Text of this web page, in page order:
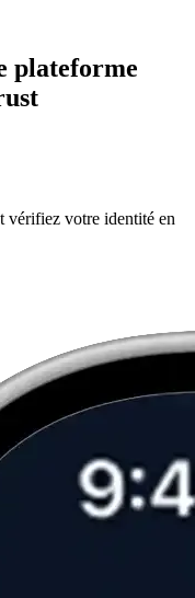
plateforme
vérifiez votre identité en